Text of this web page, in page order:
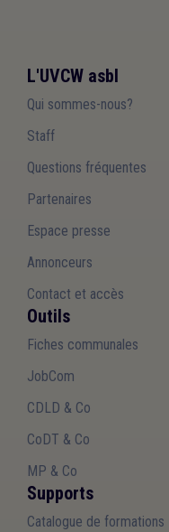
L'UVCW asbl
Qui sommes-nous?
Staff
Questions fréquentes
Partenaires
Espace presse
Annonceurs
Contact et accès
Outils
Fiches communales
JobCom
CDLD & Co
CoDT & Co
MP & Co
Supports
Catalogue de formations